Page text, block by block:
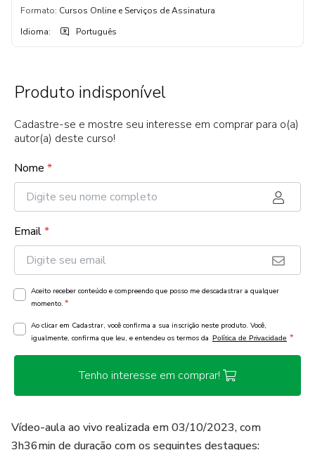
Formato: Cursos Online e Serviços de Assinatura
Idioma: Português
Produto indisponível
Cadastre-se e mostre seu interesse em comprar para o(a)
autor(a) deste curso!
Nome *
Email*
Aceito receber conteúdo e compreendo que posso me descadastrar a qualquer
momento. *
Ao clicar em Cadastrar, você confirma a sua inscrição neste produto. Você,
igualmente, confirma que leu, e entendeu os termos da Política de Privacidade *
Tenho interesse em comprar!
Vídeo-aula ao vivo realizada em 03/10/2023, com
3h36min de duração com os seguintes destaques: